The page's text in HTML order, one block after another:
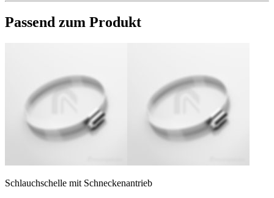
Passend zum Produkt
Schlauchschelle mit Schneckenantrieb